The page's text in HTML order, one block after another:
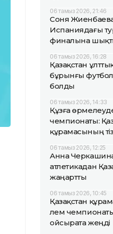
06 тамыз 2026, 21:46
Соня
Испаниядағы
финалына
06 тамыз 2026, 16:28
Қазақстан
бұрынғы
болды
06 тамыз 2026, 14:33
Құзға
чемпионаты:
құрамасының
06 тамыз 2026, 12:25
Анна
атлетикадан
жаңартты
06 тамыз 2026, 10:45
Қазақстан
әлем
ойсырата жеңді